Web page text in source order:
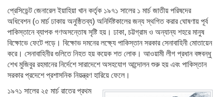
প্রেসিডেন্ট জেনারেল ইয়াহিয়া খান কর্তৃক ১৯৭১ সালের ১ মার্চ জাতীয় পরিষদের
অধিবেশন (৩ মার্চ ঢাকায় অনুষ্ঠিতব্য) অনির্দিষ্টকালের জন্য স্থগিত করার ঘোষণায় পূর্ব
পাকিস্তানে ব্যাপক গণঅসন্তোষ সৃষ্টি হয়। ঢাকা, চট্টগ্রাম ও অন্যান্য শহরে মানুষ
বিক্ষোভে ফেটে পড়ে। বিক্ষোভ দমনের লক্ষ্যে পাকিস্তান সরকার সেনাবাহিনী মোতায়েন
করে। সেনাবাহিনীর গুলিতে নিহত হয় কয়েক শত লোক। আওয়ামী লীগ প্রধান বঙ্গবন্ধু
শেখ মুজিবুর রহমানের নির্দেশে সারাদেশে অসহযোগ আন্দোলন শুরু হয় এবং পাকিস্তান
সরকার প্রদেশে প্রশাসনিক নিয়ন্ত্রণ হারিয়ে ফেলে।
১৯৭১ সালের ২৫ মার্চ রাতের প্রথম